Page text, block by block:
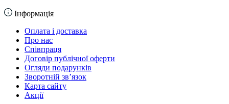
Інформація
Оплата і доставка
Про нас
Співпраця
Договір публічної оферти
Огляди подарунків
Зворотній зв’язок
Карта сайту
Акції